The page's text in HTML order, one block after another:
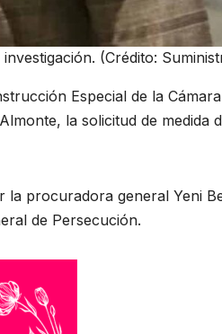
(Crédito:
Especial de la
la solicitud de medida
la procuradora general Yeni
de Persecución.